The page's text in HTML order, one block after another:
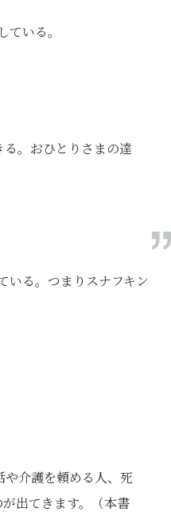
いる。
。おひとりさまの達
いる。つまりスナフキン
介護を頼める人、死
出てきます。（本書